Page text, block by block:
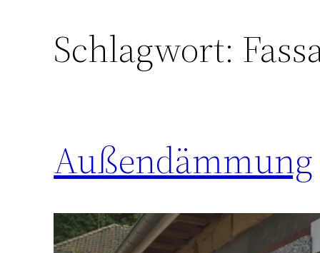
Schlagwort:
Außendämmung